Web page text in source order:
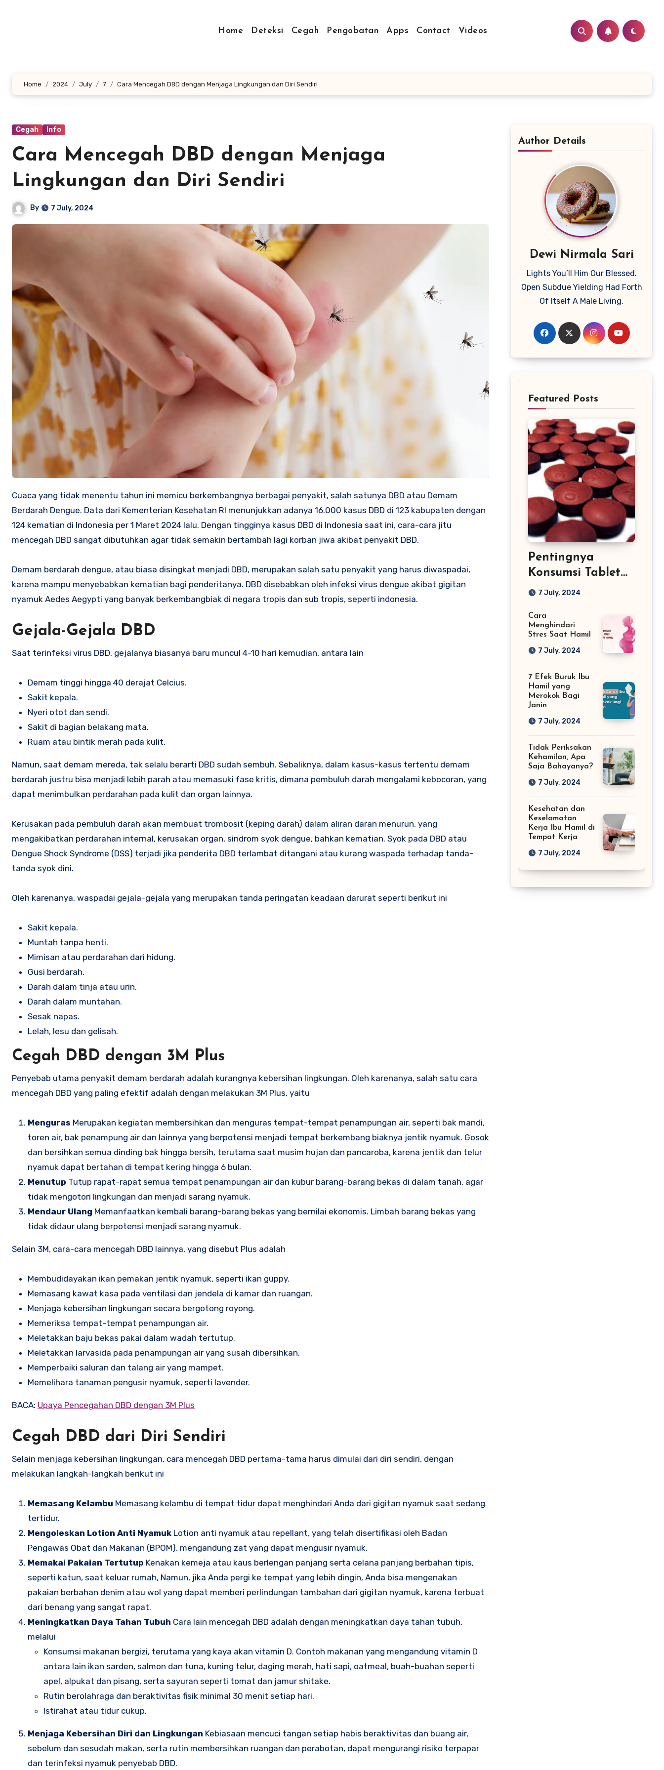
Home Deteksi Cegah Pengobatan Apps Contact Videos
Home 2024 July 7 Cara Mencegah DBD dengan Menjaga Lingkungan dan Diri Sendiri
Cegah Info
Cara Mencegah DBD dengan Menjaga
Lingkungan dan Diri Sendiri
By 7 July, 2024
Cuaca yang tidak menentu tahun ini memicu berkembangnya berbagai penyakit, salah satunya DBD atau Demam
Berdarah Dengue. Data dari Kementerian Kesehatan RI menunjukkan adanya 16.000 kasus DBD di 123 kabupaten dengan
124 kematian di Indonesia per 1 Maret 2024 lalu. Dengan tingginya kasus DBD di Indonesia saat ini, cara-cara jitu
mencegah DBD sangat dibutuhkan agar tidak semakin bertambah lagi korban jiwa akibat penyakit DBD.
Demam berdarah dengue, atau biasa disingkat menjadi DBD, merupakan salah satu penyakit yang harus diwaspadai,
karena mampu menyebabkan kematian bagi penderitanya. DBD disebabkan oleh infeksi virus dengue akibat gigitan
nyamuk Aedes Aegypti yang banyak berkembangbiak di negara tropis dan sub tropis, seperti indonesia.
Gejala-Gejala DBD
Saat terinfeksi virus DBD, gejalanya biasanya baru muncul 4-10 hari kemudian, antara lain
Demam tinggi hingga 40 derajat Celcius.
Sakit kepala.
Nyeri otot dan sendi.
Sakit di bagian belakang mata.
Ruam atau bintik merah pada kulit.
Namun, saat demam mereda, tak selalu berarti DBD sudah sembuh. Sebaliknya, dalam kasus-kasus tertentu demam
berdarah justru bisa menjadi lebih parah atau memasuki fase kritis, dimana pembuluh darah mengalami kebocoran, yang
dapat menimbulkan perdarahan pada kulit dan organ lainnya.
Kerusakan pada pembuluh darah akan membuat trombosit (keping darah) dalam aliran daran menurun, yang
mengakibatkan perdarahan internal, kerusakan organ, sindrom syok dengue, bahkan kematian. Syok pada DBD atau
Dengue Shock Syndrome (DSS) terjadi jika penderita DBD terlambat ditangani atau kurang waspada terhadap tanda-
tanda syok dini.
Oleh karenanya, waspadai gejala-gejala yang merupakan tanda peringatan keadaan darurat seperti berikut ini
Sakit kepala.
Muntah tanpa henti.
Mimisan atau perdarahan dari hidung.
Gusi berdarah.
Darah dalam tinja atau urin.
Darah dalam muntahan.
Sesak napas.
Lelah, lesu dan gelisah.
Cegah DBD dengan 3M Plus
Penyebab utama penyakit demam berdarah adalah kurangnya kebersihan lingkungan. Oleh karenanya, salah satu cara
mencegah DBD yang paling efektif adalah dengan melakukan 3M Plus, yaitu
Menguras Merupakan kegiatan membersihkan dan menguras tempat-tempat penampungan air, seperti bak mandi,
toren air, bak penampung air dan lainnya yang berpotensi menjadi tempat berkembang biaknya jentik nyamuk. Gosok
dan bersihkan semua dinding bak hingga bersih, terutama saat musim hujan dan pancaroba, karena jentik dan telur
nyamuk dapat bertahan di tempat kering hingga 6 bulan.
Menutup Tutup rapat-rapat semua tempat penampungan air dan kubur barang-barang bekas di dalam tanah, agar
tidak mengotori lingkungan dan menjadi sarang nyamuk.
Mendaur Ulang Memanfaatkan kembali barang-barang bekas yang bernilai ekonomis. Limbah barang bekas yang
tidak didaur ulang berpotensi menjadi sarang nyamuk.
Selain 3M, cara-cara mencegah DBD lainnya, yang disebut Plus adalah
Membudidayakan ikan pemakan jentik nyamuk, seperti ikan guppy.
Memasang kawat kasa pada ventilasi dan jendela di kamar dan ruangan.
Menjaga kebersihan lingkungan secara bergotong royong.
Memeriksa tempat-tempat penampungan air.
Meletakkan baju bekas pakai dalam wadah tertutup.
Meletakkan larvasida pada penampungan air yang susah dibersihkan.
Memperbaiki saluran dan talang air yang mampet.
Memelihara tanaman pengusir nyamuk, seperti lavender.
BACA: Upaya Pencegahan DBD dengan 3M Plus
Cegah DBD dari Diri Sendiri
Selain menjaga kebersihan lingkungan, cara mencegah DBD pertama-tama harus dimulai dari diri sendiri, dengan
melakukan langkah-langkah berikut ini
Memasang Kelambu Memasang kelambu di tempat tidur dapat menghindari Anda dari gigitan nyamuk saat sedang
tertidur.
Mengoleskan Lotion Anti Nyamuk Lotion anti nyamuk atau repellant, yang telah disertifikasi oleh Badan
Pengawas Obat dan Makanan (BPOM), mengandung zat yang dapat mengusir nyamuk.
Memakai Pakaian Tertutup Kenakan kemeja atau kaus berlengan panjang serta celana panjang berbahan tipis,
seperti katun, saat keluar rumah, Namun, jika Anda pergi ke tempat yang lebih dingin, Anda bisa mengenakan
pakaian berbahan denim atau wol yang dapat memberi perlindungan tambahan dari gigitan nyamuk, karena terbuat
dari benang yang sangat rapat.
Meningkatkan Daya Tahan Tubuh Cara lain mencegah DBD adalah dengan meningkatkan daya tahan tubuh,
melalui
Konsumsi makanan bergizi, terutama yang kaya akan vitamin D. Contoh makanan yang mengandung vitamin D
antara lain ikan sarden, salmon dan tuna, kuning telur, daging merah, hati sapi, oatmeal, buah-buahan seperti
apel, alpukat dan pisang, serta sayuran seperti tomat dan jamur shitake.
Rutin berolahraga dan beraktivitas fisik minimal 30 menit setiap hari.
Istirahat atau tidur cukup.
Menjaga Kebersihan Diri dan Lingkungan Kebiasaan mencuci tangan setiap habis beraktivitas dan buang air,
sebelum dan sesudah makan, serta rutin membersihkan ruangan dan perabotan, dapat mengurangi risiko terpapar
dan terinfeksi nyamuk penyebab DBD.
Author Details
Dewi Nirmala Sari
Lights You’ll Him Our Blessed.
Open Subdue Yielding Had Forth
Of Itself A Male Living.
Featured Posts
Pentingnya
Konsumsi Tablet
Fe Bagi Ibu Hamil
7 July, 2024
Cara
Menghindari
Stres Saat Hamil
7 July, 2024
7 Efek Buruk Ibu
Hamil yang
Merokok Bagi
Janin
7 July, 2024
Tidak Periksakan
Kehamilan, Apa
Saja Bahayanya?
7 July, 2024
Kesehatan dan
Keselamatan
Kerja Ibu Hamil di
Tempat Kerja
7 July, 2024